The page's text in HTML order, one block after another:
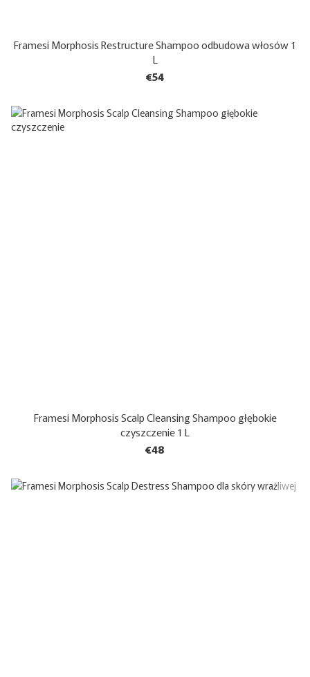
Framesi Morphosis Restructure Shampoo odbudowa włosów 1
L
€54
Framesi Morphosis Scalp Cleansing Shampoo głębokie
czyszczenie 1 L
€48